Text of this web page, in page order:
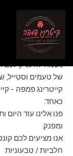
קייטרינג
blog / מאת
יש לכם אירוע
נשמח להעניק לכם
של טעמים וסטייל,
קייטרינג פמפה –
כאחד.
פנו אלינו עוד היום
ומפנק.
אנו מציעים לכם
חלביות / טבעוניות